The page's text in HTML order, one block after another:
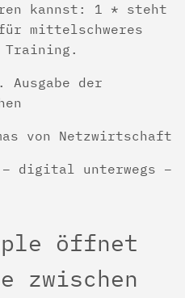
kannst: 1 * steht
mittelschweres
der
von Netzwirtschaft
– digital unterwegs –
öffnet
zwischen